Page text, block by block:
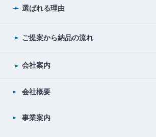
選ばれる理由
ご提案から納品の流れ
会社案内
会社概要
事業案内